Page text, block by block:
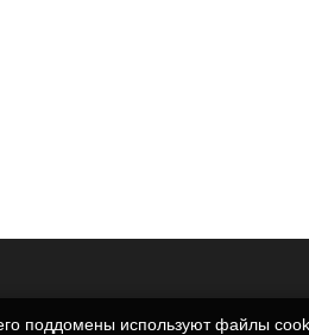
поддомены используют файлы